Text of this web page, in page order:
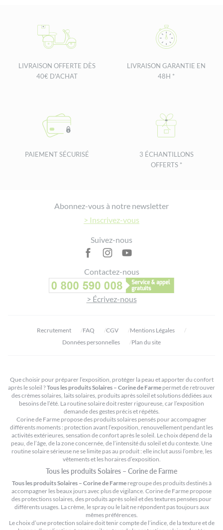
LIVRAISON OFFERTE DÈS
40€ D'ACHAT
LIVRAISON GARANTIE EN
48H *
PAIEMENT SÉCURISÉ
3 ÉCHANTILLONS
OFFERTS *
Abonnez-vous à notre newsletter
> Inscrivez-vous
Suivez-nous
Contactez-nous
> Écrivez-nous
Recrutement FAQ CGV
Mentions Légales
Données personnelles
Plan du site
Que choisir pour préparer l’exposition, protéger la peau et apporter du confort
après le soleil ?Tous les produits Solaires – Corine de Farme permet de retrouver
des crèmes solaires, laits solaires, produits après soleil et solutions dédiées aux
besoins de l’été. La routine solaire doit rester rigoureuse, car l’exposition
demande des gestes précis et répétés.
Corine de Farme propose des produits solaires pensés pour accompagner
différents moments : protection avant l’exposition, renouvellement pendant les
activités extérieures, sensation de confort après le soleil. Le choix dépend de la
peau, de l’âge, de la zone concernée, de l’intensité du soleil et du contexte. Une
routine solaire sérieuse ne se limite pas au produit : elle inclut aussi l’ombre, les
vêtements et les horaires d’exposition.
Tous les produits Solaires – Corine de Farme
Tous les produits Solaires – Corine de Farmeregroupe des produits destinés à
accompagner les beaux jours avec plus de vigilance. Corine de Farme propose
des protections solaires, des produits après soleil et des textures pensées pour
différents usages. La crème, le spray ou le lait ne répondent pas toujours aux
mêmes préférences.
Le choix d’une protection solaire doit tenir compte de l’indice, de la texture et de